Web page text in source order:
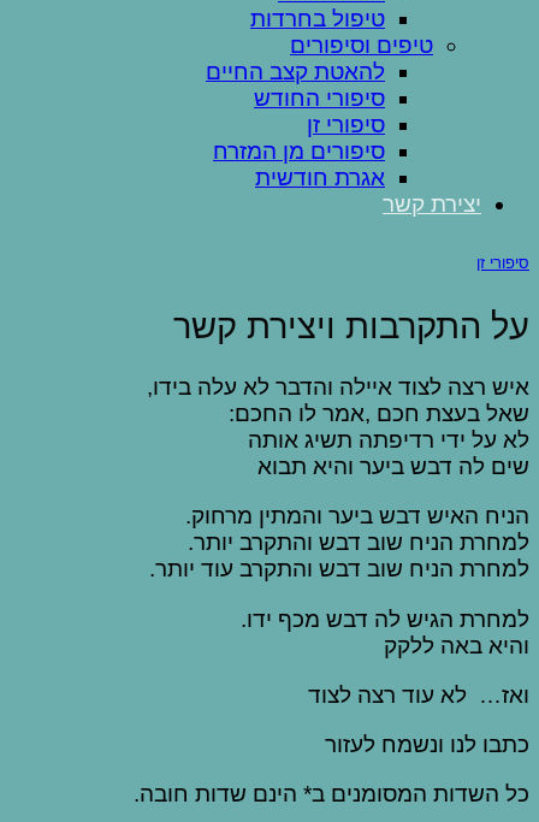
טיפול בחרדות
טיפים וסיפורים
להאטת קצב החיים
סיפורי החודש
סיפורי זן
סיפורים מן המזרח
אגרת חודשית
יצירת קשר
סיפורי זן
על התקרבות ויצירת קשר
איש רצה לצוד איילה והדבר לא עלה בידו,
שאל בעצת חכם ,אמר לו החכם:
לא על ידי רדיפתה תשיג אותה
שים לה דבש ביער והיא תבוא
הניח האיש דבש ביער והמתין מרחוק.
למחרת הניח שוב דבש והתקרב יותר.
למחרת הניח שוב דבש והתקרב עוד יותר.
למחרת הגיש לה דבש מכף ידו.
והיא באה ללקק
ואז… לא עוד רצה לצוד
כתבו לנו ונשמח לעזור
כל השדות המסומנים ב* הינם שדות חובה.